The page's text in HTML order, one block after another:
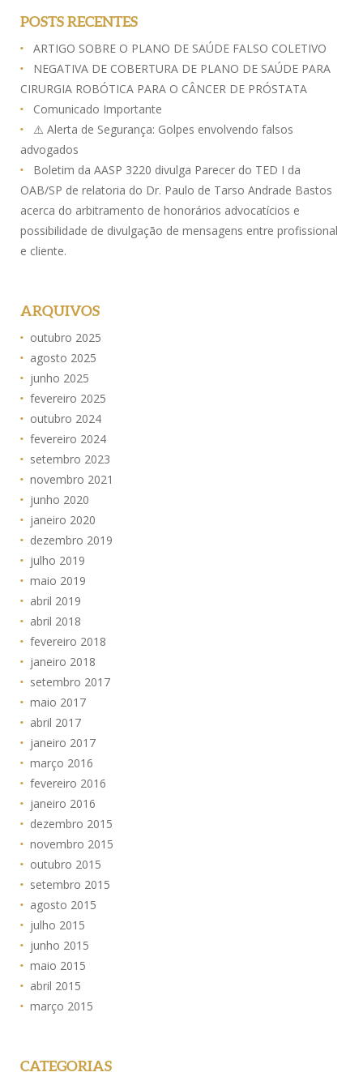
POSTS RECENTES
ARTIGO SOBRE O PLANO DE SAÚDE FALSO COLETIVO
NEGATIVA DE COBERTURA DE PLANO DE SAÚDE PARA
CIRURGIA ROBÓTICA PARA O CÂNCER DE PRÓSTATA
Comunicado Importante
⚠️ Alerta de Segurança: Golpes envolvendo falsos
advogados
Boletim da AASP 3220 divulga Parecer do TED I da
OAB/SP de relatoria do Dr. Paulo de Tarso Andrade Bastos
acerca do arbitramento de honorários advocatícios e
possibilidade de divulgação de mensagens entre profissional
e cliente.
ARQUIVOS
outubro 2025
agosto 2025
junho 2025
fevereiro 2025
outubro 2024
fevereiro 2024
setembro 2023
novembro 2021
junho 2020
janeiro 2020
dezembro 2019
julho 2019
maio 2019
abril 2019
abril 2018
fevereiro 2018
janeiro 2018
setembro 2017
maio 2017
abril 2017
janeiro 2017
março 2016
fevereiro 2016
janeiro 2016
dezembro 2015
novembro 2015
outubro 2015
setembro 2015
agosto 2015
julho 2015
junho 2015
maio 2015
abril 2015
março 2015
CATEGORIAS